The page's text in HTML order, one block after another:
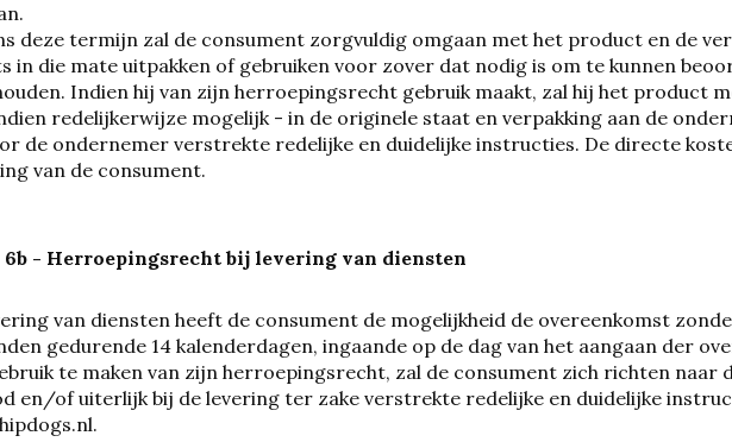
deze termijn zal de consument zorgvuldig omgaan met het product en de
in die mate uitpakken of gebruiken voor zover dat nodig is om te kunnen
Indien hij van zijn herroepingsrecht gebruik maakt, zal hij het product
redelijkerwijze mogelijk - in de originele staat en verpakking aan de
de ondernemer verstrekte redelijke en duidelijke instructies. De directe
van de consument.
- Herroepingsrecht bij levering van diensten
van diensten heeft de consument de mogelijkheid de overeenkomst
gedurende 14 kalenderdagen, ingaande op de dag van het aangaan der
te maken van zijn herroepingsrecht, zal de consument zich richten naar
en/of uiterlijk bij de levering ter zake verstrekte redelijke en duidelijke
.